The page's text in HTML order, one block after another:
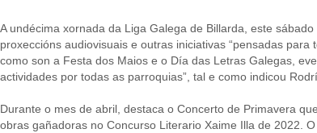
A undécima xornada da Liga Galega de Billarda, este
proxeccións audiovisuais e outras iniciativas “pensadas
como son a Festa dos Maios e o Día das Letras Galegas,
actividades por todas as parroquias”, tal e como indicou
Durante o mes de abril, destaca o Concerto de Primavera
obras gañadoras no Concurso Literario Xaime Illa de 2022.